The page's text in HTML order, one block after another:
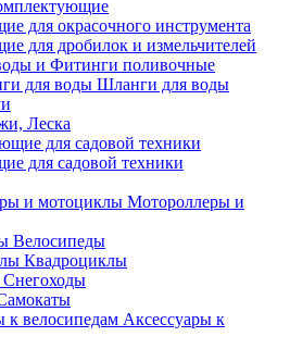
для окрасочного инструмента
для дробилок и измельчителей
и Фитинги поливочные
Шланги для воды
Леска
для садовой техники
Мотороллеры и
Велосипеды
Квадроциклы
Снегоходы
Аксессуары к